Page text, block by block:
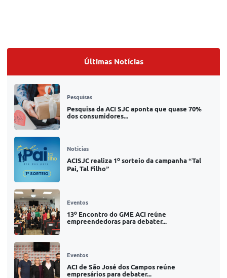
Últimas Notícias
Pesquisas
Pesquisa da ACI SJC aponta que quase 70%
dos consumidores...
Noticias
ACISJC realiza 1º sorteio da campanha “Tal
Pai, Tal Filho”
Eventos
13º Encontro do GME ACI reúne
empreendedoras para debater...
Eventos
ACI de São José dos Campos reúne
empresários para debater...